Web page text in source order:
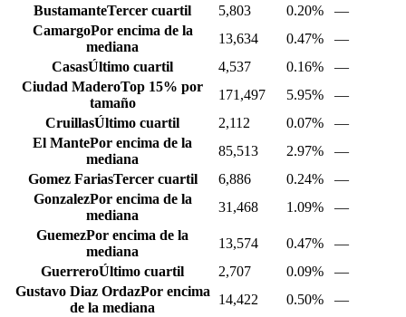
BustamanteTercer cuartil 5,803 0.20%
—
CamargoPor encima de la
mediana
13,634 0.47%
—
CasasÚltimo cuartil 4,537 0.16%
—
Ciudad MaderoTop 15% por
tamaño
171,497 5.95%
—
CruillasÚltimo cuartil 2,112 0.07%
—
El MantePor encima de la
mediana
85,513 2.97%
—
Gomez FariasTercer cuartil 6,886 0.24%
—
GonzalezPor encima de la
mediana
31,468 1.09%
—
GuemezPor encima de la
mediana
13,574 0.47%
—
GuerreroÚltimo cuartil 2,707 0.09%
—
Gustavo Diaz OrdazPor encima
de la mediana
14,422 0.50%
—